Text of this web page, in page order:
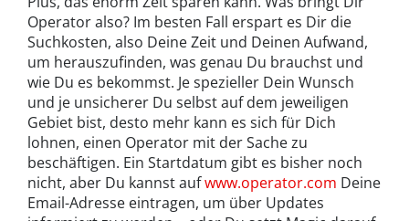
Operator also? Im besten Fall erspart es Dir die
Suchkosten, also Deine Zeit und Deinen Aufwand,
um herauszufinden, was genau Du brauchst und
wie Du es bekommst. Je spezieller Dein Wunsch
und je unsicherer Du selbst auf dem jeweiligen
Gebiet bist, desto mehr kann es sich für Dich
lohnen, einen Operator mit der Sache zu
beschäftigen. Ein Startdatum gibt es bisher noch
nicht, aber Du kannst aufwww.operator.com Deine
Email-Adresse eintragen, um über Updates